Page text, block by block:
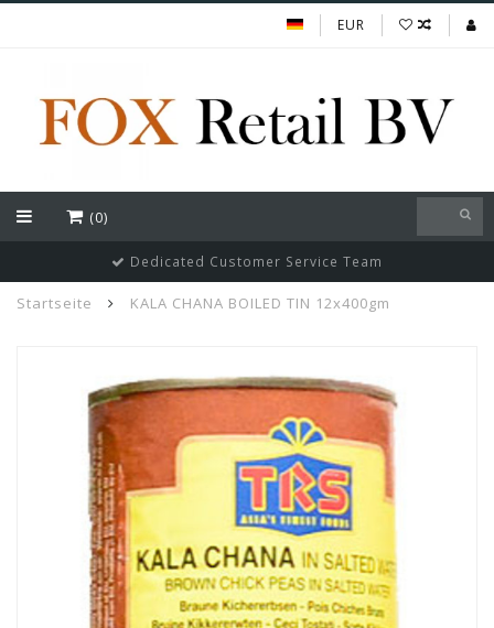
EUR
(0)
Dedicated Customer Service Team
Startseite KALA CHANA BOILED TIN 12x400gm